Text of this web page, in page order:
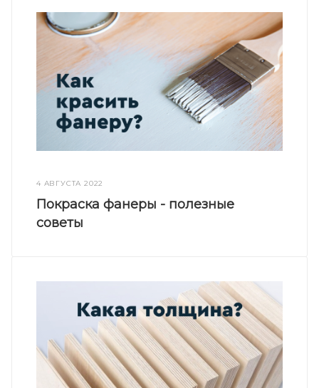
4 АВГУСТА 2022
Покраска фанеры - полезные
советы